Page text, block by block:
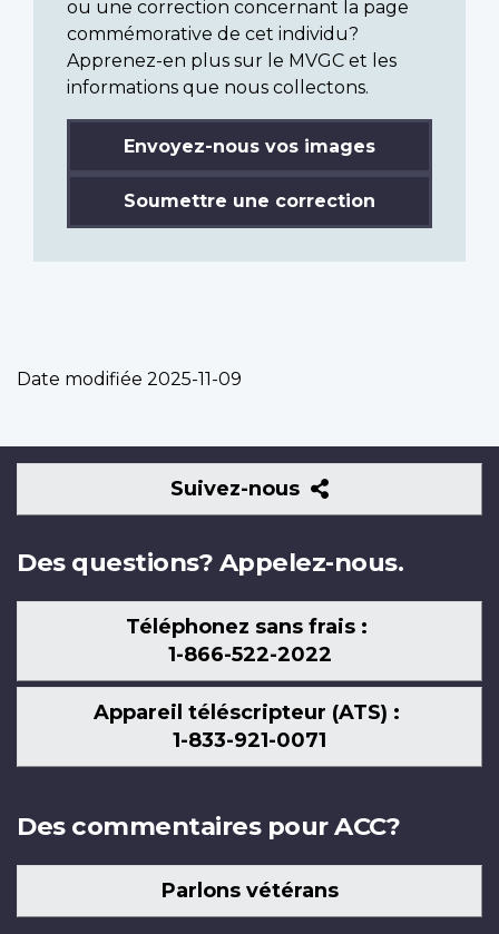
ou une correction concernant la page
commémorative de cet individu?
Apprenez-en plus sur le MVGC et les
informations que nous collectons.
Envoyez-nous vos images
Soumettre une correction
Date modifiée 2025-11-09
Suivez-nous
Suivez-
nous
Des questions? Appelez-nous.
Téléphonez sans frais :
1-866-522-2022
Appareil téléscripteur (ATS) :
1-833-921-0071
Des commentaires pour ACC?
Parlons vétérans